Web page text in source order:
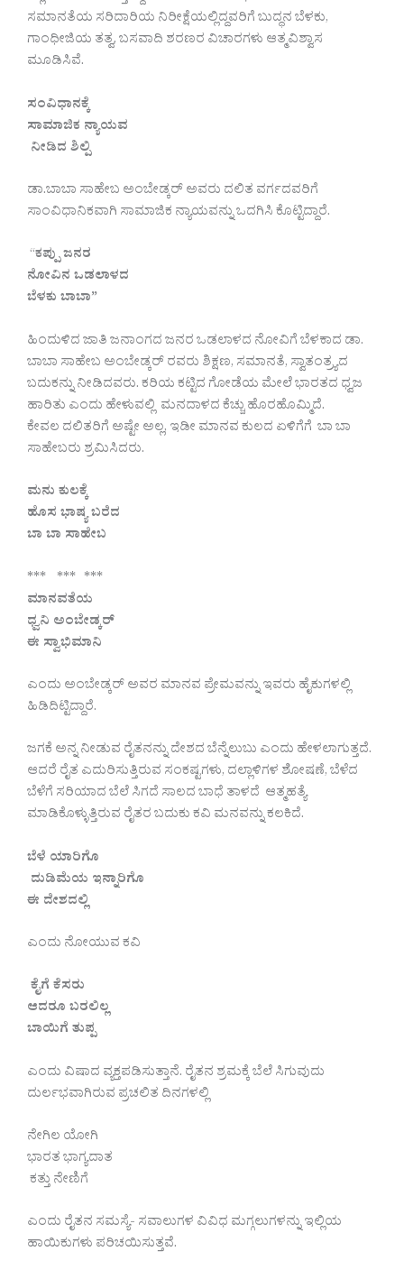
ಸಮಾನತೆಯ ಸರಿದಾರಿಯ ನಿರೀಕ್ಷೆಯಲ್ಲಿದ್ದವರಿಗೆ ಬುದ್ಧನ ಬೆಳಕು,
ಗಾಂಧೀಜಿಯ ತತ್ವ, ಬಸವಾದಿ ಶರಣರ ವಿಚಾರಗಳು ಆತ್ಮವಿಶ್ವಾಸ
ಮೂಡಿಸಿವೆ.
ಸಂವಿಧಾನಕ್ಕೆ
ಸಾಮಾಜಿಕ ನ್ಯಾಯವ
ನೀಡಿದ ಶಿಲ್ಪಿ
ಡಾ.ಬಾಬಾ ಸಾಹೇಬ ಅಂಬೇಡ್ಕರ್ ಅವರು ದಲಿತ ವರ್ಗದವರಿಗೆ
ಸಾಂವಿಧಾನಿಕವಾಗಿ ಸಾಮಾಜಿಕ ನ್ಯಾಯವನ್ನು ಒದಗಿಸಿ ಕೊಟ್ಟಿದ್ದಾರೆ.
“ಕಪ್ಪು ಜನರ
ನೋವಿನ ಒಡಲಾಳದ
ಬೆಳಕು ಬಾಬಾ”
ಹಿಂದುಳಿದ ಜಾತಿ ಜನಾಂಗದ ಜನರ ಒಡಲಾಳದ ನೋವಿಗೆ ಬೆಳಕಾದ ಡಾ.
ಬಾಬಾ ಸಾಹೇಬ ಅಂಬೇಡ್ಕರ್ ರವರು ಶಿಕ್ಷಣ, ಸಮಾನತೆ, ಸ್ವಾತಂತ್ರ್ಯದ
ಬದುಕನ್ನು ನೀಡಿದವರು. ಕರಿಯ ಕಟ್ಟಿದ ಗೋಡೆಯ ಮೇಲೆ ಭಾರತದ ಧ್ವಜ
ಹಾರಿತು ಎಂದು ಹೇಳುವಲ್ಲಿ ಮನದಾಳದ ಕೆಚ್ಚು ಹೊರಹೊಮ್ಮಿದೆ.
ಕೇವಲ ದಲಿತರಿಗೆ ಅಷ್ಟೇ ಅಲ್ಲ, ಇಡೀ ಮಾನವ ಕುಲದ ಏಳಿಗೆಗೆ ಬಾ ಬಾ
ಸಾಹೇಬರು ಶ್ರಮಿಸಿದರು.
ಮನು ಕುಲಕ್ಕೆ
ಹೊಸ ಭಾಷ್ಯ ಬರೆದ
ಬಾ ಬಾ ಸಾಹೇಬ
*** *** ***
ಮಾನವತೆಯ
ಧ್ವನಿ ಅಂಬೇಡ್ಕರ್
ಈ ಸ್ವಾಭಿಮಾನಿ
ಎಂದು ಅಂಬೇಡ್ಕರ್ ಅವರ ಮಾನವ ಪ್ರೇಮವನ್ನು ಇವರು ಹೈಕುಗಳಲ್ಲಿ
ಹಿಡಿದಿಟ್ಟಿದ್ದಾರೆ.
ಜಗಕೆ ಅನ್ನ ನೀಡುವ ರೈತನನ್ನು ದೇಶದ ಬೆನ್ನೆಲುಬು ಎಂದು ಹೇಳಲಾಗುತ್ತದೆ.
ಆದರೆ ರೈತ ಎದುರಿಸುತ್ತಿರುವ ಸಂಕಷ್ಟಗಳು, ದಲ್ಲಾಳಿಗಳ ಶೋಷಣೆ, ಬೆಳೆದ
ಬೆಳೆಗೆ ಸರಿಯಾದ ಬೆಲೆ ಸಿಗದೆ ಸಾಲದ ಬಾಧೆ ತಾಳದೆ ಆತ್ಮಹತ್ಯೆ
ಮಾಡಿಕೊಳ್ಳುತ್ತಿರುವ ರೈತರ ಬದುಕು ಕವಿ ಮನವನ್ನು ಕಲಕಿದೆ.
ಬೆಳೆ ಯಾರಿಗೊ
ದುಡಿಮೆಯ ಇನ್ನಾರಿಗೊ
ಈ ದೇಶದಲ್ಲಿ
ಎಂದು ನೋಯುವ ಕವಿ
ಕೈಗೆ ಕೆಸರು
ಆದರೂ ಬರಲಿಲ್ಲ
ಬಾಯಿಗೆ ತುಪ್ಪ
ಎಂದು ವಿಷಾದ ವ್ಯಕ್ತಪಡಿಸುತ್ತಾನೆ. ರೈತನ ಶ್ರಮಕ್ಕೆ ಬೆಲೆ ಸಿಗುವುದು
ದುರ್ಲಭವಾಗಿರುವ ಪ್ರಚಲಿತ ದಿನಗಳಲ್ಲಿ
ನೇಗಿಲ ಯೋಗಿ
ಭಾರತ ಭಾಗ್ಯದಾತ
ಕತ್ತು ನೇಣಿಗೆ
ಎಂದು ರೈತನ ಸಮಸ್ಯೆ- ಸವಾಲುಗಳ ವಿವಿಧ ಮಗ್ಗಲುಗಳನ್ನು ಇಲ್ಲಿಯ
ಹಾಯಿಕುಗಳು ಪರಿಚಯಿಸುತ್ತವೆ.